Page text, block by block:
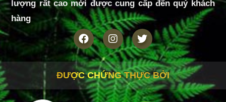
lượng rất cao mới được cung cấp đến quý khách
hàng
ĐƯỢC CHỨNG THỰC BỞI